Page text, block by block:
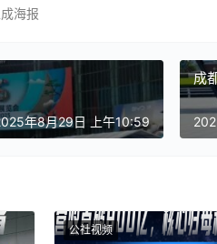
海报
年8月29日 上午10:59
成
公社视频